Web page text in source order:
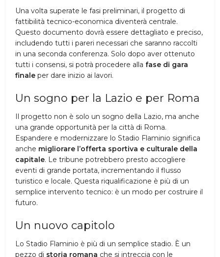
Una volta superate le fasi preliminari, il progetto di
fattibilità tecnico-economica diventerà centrale.
Questo documento dovrà essere dettagliato e preciso,
includendo tutti i pareri necessari che saranno raccolti
in una seconda conferenza. Solo dopo aver ottenuto
tutti i consensi, si potrà procedere alla fase di gara
finale per dare inizio ai lavori.
Un sogno per la Lazio e per Roma
Il progetto non è solo un sogno della Lazio, ma anche
una grande opportunità per la città di Roma.
Espandere e modernizzare lo Stadio Flaminio significa
anche migliorare l’offerta sportiva e culturale della
capitale. Le tribune potrebbero presto accogliere
eventi di grande portata, incrementando il flusso
turistico e locale. Questa riqualificazione è più di un
semplice intervento tecnico: è un modo per costruire il
futuro.
Un nuovo capitolo
Lo Stadio Flaminio è più di un semplice stadio. È un
pezzo di storia romana che si intreccia con le